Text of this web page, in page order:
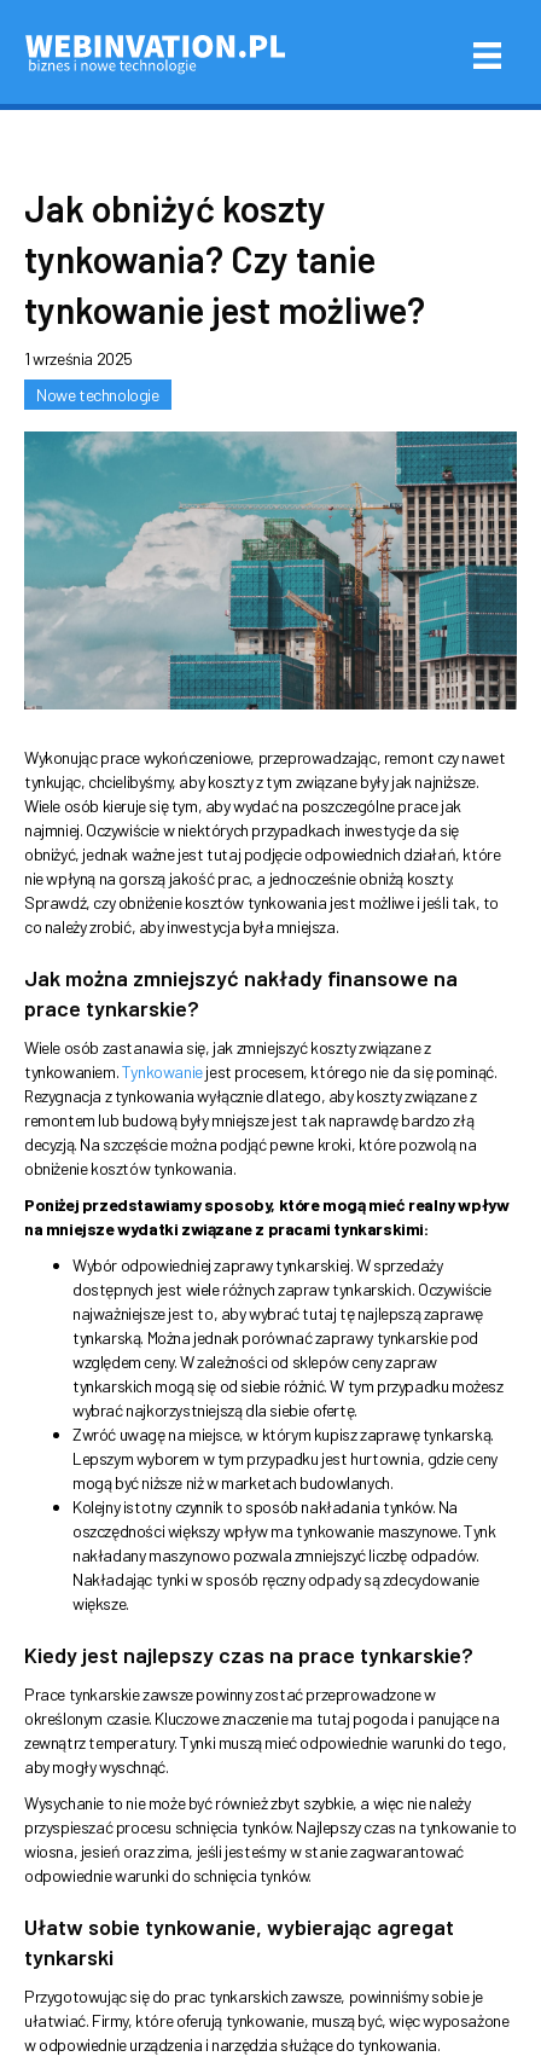
Jak obniżyć koszty
tynkowania? Czy tanie
tynkowanie jest możliwe?
1 września 2025
Nowe technologie
Wykonując prace wykończeniowe, przeprowadzając, remont czy nawet
tynkując, chcielibyśmy, aby koszty z tym związane były jak najniższe.
Wiele osób kieruje się tym, aby wydać na poszczególne prace jak
najmniej. Oczywiście w niektórych przypadkach inwestycje da się
obniżyć, jednak ważne jest tutaj podjęcie odpowiednich działań, które
nie wpłyną na gorszą jakość prac, a jednocześnie obniżą koszty.
Sprawdź, czy obniżenie kosztów tynkowania jest możliwe i jeśli tak, to
co należy zrobić, aby inwestycja była mniejsza.
Jak można zmniejszyć nakłady finansowe na
prace tynkarskie?
Wiele osób zastanawia się, jak zmniejszyć koszty związane z
tynkowaniem.Tynkowaniejest procesem, którego nie da się pominąć.
Rezygnacja z tynkowania wyłącznie dlatego, aby koszty związane z
remontem lub budową były mniejsze jest tak naprawdę bardzo złą
decyzją. Na szczęście można podjąć pewne kroki, które pozwolą na
obniżenie kosztów tynkowania.
Poniżej przedstawiamy sposoby, które mogą mieć realny wpływ
na mniejsze wydatki związane z pracami tynkarskimi:
Wybór odpowiedniej zaprawy tynkarskiej. W sprzedaży
dostępnych jest wiele różnych zapraw tynkarskich. Oczywiście
najważniejsze jest to, aby wybrać tutaj tę najlepszą zaprawę
tynkarską. Można jednak porównać zaprawy tynkarskie pod
względem ceny. W zależności od sklepów ceny zapraw
tynkarskich mogą się od siebie różnić. W tym przypadku możesz
wybrać najkorzystniejszą dla siebie ofertę.
Zwróć uwagę na miejsce, w którym kupisz zaprawę tynkarską.
Lepszym wyborem w tym przypadku jest hurtownia, gdzie ceny
mogą być niższe niż w marketach budowlanych.
Kolejny istotny czynnik to sposób nakładania tynków. Na
oszczędności większy wpływ ma tynkowanie maszynowe. Tynk
nakładany maszynowo pozwala zmniejszyć liczbę odpadów.
Nakładając tynki w sposób ręczny odpady są zdecydowanie
większe.
Kiedy jest najlepszy czas na prace tynkarskie?
Prace tynkarskie zawsze powinny zostać przeprowadzone w
określonym czasie. Kluczowe znaczenie ma tutaj pogoda i panujące na
zewnątrz temperatury. Tynki muszą mieć odpowiednie warunki do tego,
aby mogły wyschnąć.
Wysychanie to nie może być również zbyt szybkie, a więc nie należy
przyspieszać procesu schnięcia tynków. Najlepszy czas na tynkowanie to
wiosna, jesień oraz zima, jeśli jesteśmy w stanie zagwarantować
odpowiednie warunki do schnięcia tynków.
Ułatw sobie tynkowanie, wybierając agregat
tynkarski
Przygotowując się do prac tynkarskich zawsze, powinniśmy sobie je
ułatwiać. Firmy, które oferują tynkowanie, muszą być, więc wyposażone
w odpowiednie urządzenia i narzędzia służące do tynkowania.